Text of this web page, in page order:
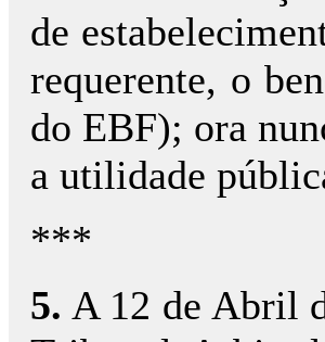
de
requerente, o
do EBF); ora
a utilidade
***
5. A 12 de Abril